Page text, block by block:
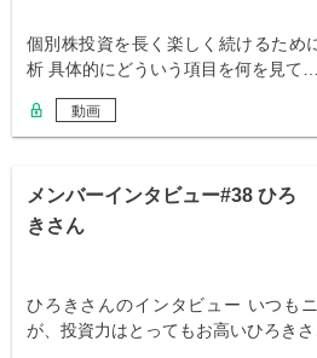
個別株投資を長く楽しく続けるため
析 具体的にどういう項目を何を見て…
動画
メンバーインタビュー#38 ひろ
きさん
ひろきさんのインタビュー いつも
が、投資力はとってもお高いひろき